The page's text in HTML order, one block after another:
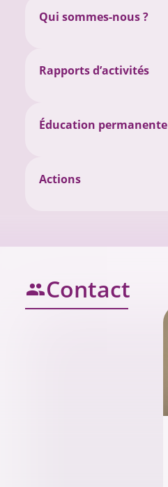
Qui sommes-nous ?
Rapports d’activités
Éducation permanente
Actions
Contact